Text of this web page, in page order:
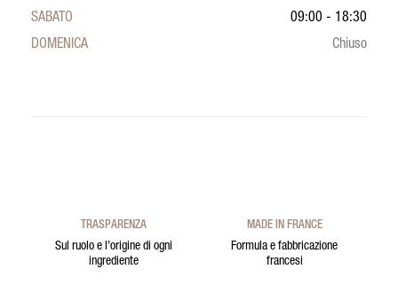
SABATO
09:00 - 18:30
DOMENICA
Chiuso
TRASPARENZA
Sul ruolo e l’origine di ogni
ingrediente
MADE IN FRANCE
Formula e fabbricazione
francesi